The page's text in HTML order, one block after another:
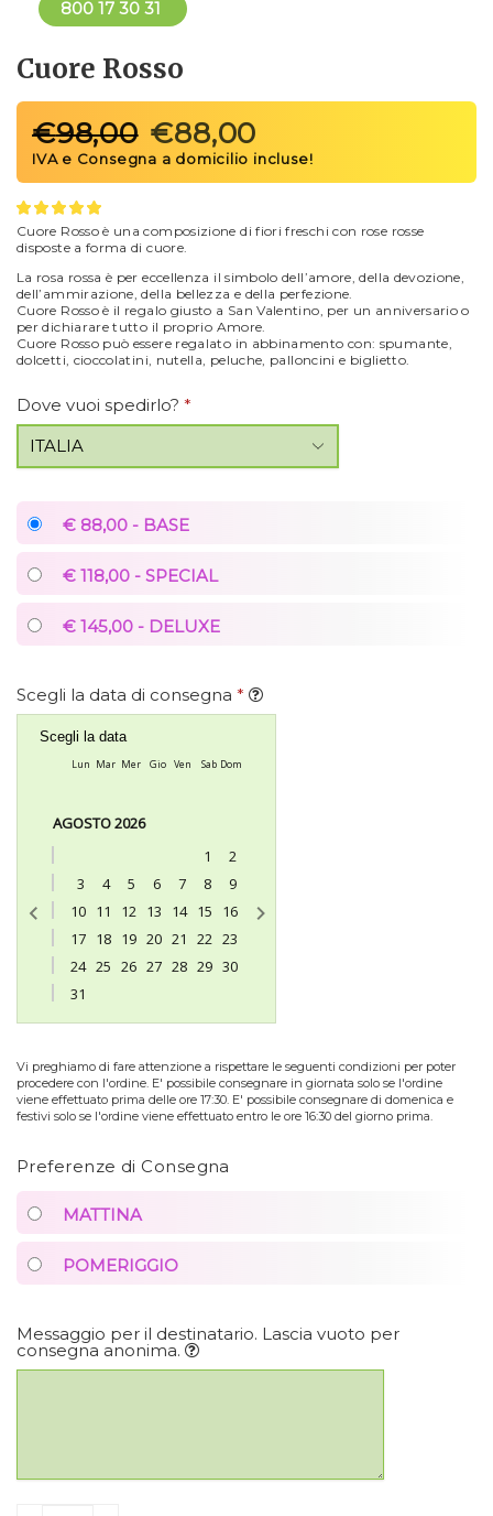
800 17 30 31
Cuore Rosso
€98,00 €88,00
Cuore Rosso è una composizione di fiori freschi con rose rosse
disposte a forma di cuore.
La rosa rossa è per eccellenza il simbolo dell’amore, della devozione,
dell’ammirazione, della bellezza e della perfezione.
Cuore Rosso è il regalo giusto a San Valentino, per un anniversario o
per dichiarare tutto il proprio Amore.
Cuore Rosso può essere regalato in abbinamento con: spumante,
dolcetti, cioccolatini, nutella, peluche, palloncini e biglietto.
Dove vuoi spedirlo? *
€ 88,00 - BASE
€ 118,00 - SPECIAL
€ 145,00 - DELUXE
Scegli la data di consegna *
Scegli la data
Lun Mar Mer Gio Ven Sab Dom
AGOSTO 2026
1
2
3
4 5 6 7 8
9
10 11 12 13 14 15
16
17 18 19 20 21 22 23
24 25 26 27 28 29 30
31
Vi preghiamo di fare attenzione a rispettare le seguenti condizioni per poter
procedere con l'ordine. E' possibile consegnare in giornata solo se l'ordine
viene effettuato prima delle ore 17:30. E' possibile consegnare di domenica e
festivi solo se l'ordine viene effettuato entro le ore 16:30 del giorno prima.
Preferenze di Consegna
MATTINA
POMERIGGIO
Messaggio per il destinatario. Lascia vuoto per
consegna anonima.